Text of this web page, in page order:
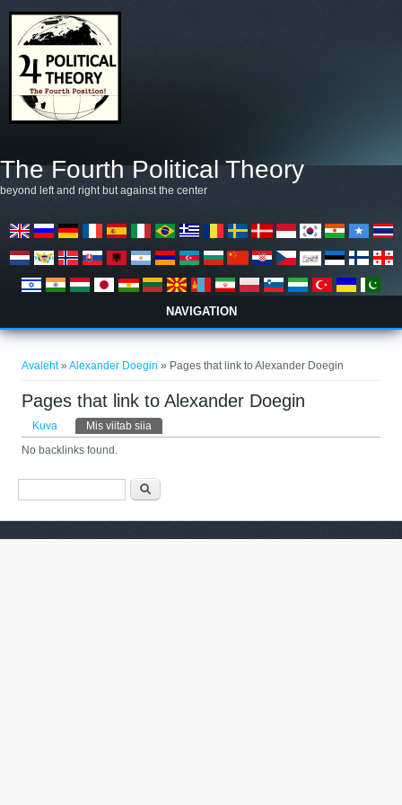
The Fourth Political Theory
beyond left and right but against the center
NAVIGATION
Avaleht»Alexander Doegin » Pages that link to Alexander Doegin
Pages that link to Alexander Doegin
Peasakid
Kuva Mis viitab siia
No backlinks found.